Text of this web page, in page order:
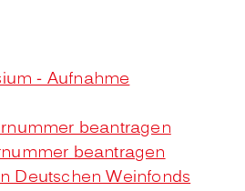
- Aufnahme
beantragen
beantragen
Deutschen Weinfonds